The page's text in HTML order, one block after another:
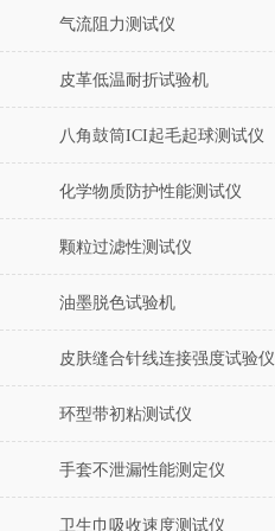
气流阻力测试仪
皮革低温耐折试验机
八角鼓筒ICI起毛起球测试仪
化学物质防护性能测试仪
颗粒过滤性测试仪
油墨脱色试验机
皮肤缝合针线连接强度试验仪
环型带初粘测试仪
手套不泄漏性能测定仪
卫生巾吸收速度测试仪